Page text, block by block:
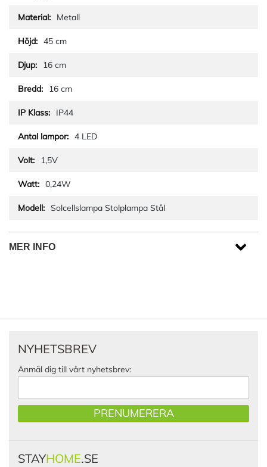
Metall
45 cm
16 cm
16 cm
IP44
4 LED
1,5V
0,24W
Solcellslampa Stolplampa Stål
MER INFO
NYHETSBREV
Anmäl dig till vårt nyhetsbrev:
PRENUMERERA
STAYHOME.SE